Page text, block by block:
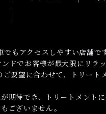
もアクセスしやすい店舗です
ドでお客様が最大限にリラ
要望に合わせて、トリート
期待でき、トリートメント
ございません。